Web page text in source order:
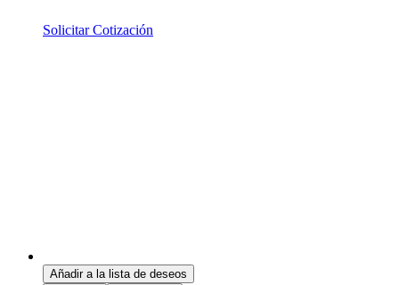
Solicitar Cotización
Añadir a la lista de deseos